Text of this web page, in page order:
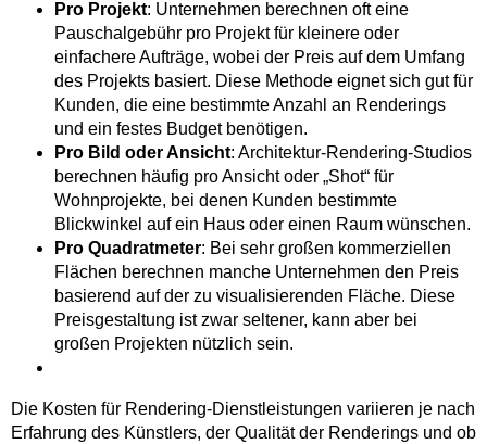
Pro Projekt: Unternehmen berechnen oft eine
Pauschalgebühr pro Projekt für kleinere oder
einfachere Aufträge, wobei der Preis auf dem Umfang
des Projekts basiert. Diese Methode eignet sich gut für
Kunden, die eine bestimmte Anzahl an Renderings
und ein festes Budget benötigen.
Pro Bild oder Ansicht: Architektur-Rendering-Studios
berechnen häufig pro Ansicht oder „Shot“ für
Wohnprojekte, bei denen Kunden bestimmte
Blickwinkel auf ein Haus oder einen Raum wünschen.
Pro Quadratmeter: Bei sehr großen kommerziellen
Flächen berechnen manche Unternehmen den Preis
basierend auf der zu visualisierenden Fläche. Diese
Preisgestaltung ist zwar seltener, kann aber bei
großen Projekten nützlich sein.
Die Kosten für Rendering-Dienstleistungen variieren je nach
Erfahrung des Künstlers, der Qualität der Renderings und ob